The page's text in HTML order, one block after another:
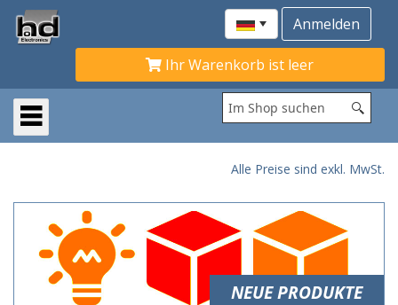
Ihr Warenkorb ist leer
Alle Preise sind exkl. MwSt.
NEUE PRODUKTE